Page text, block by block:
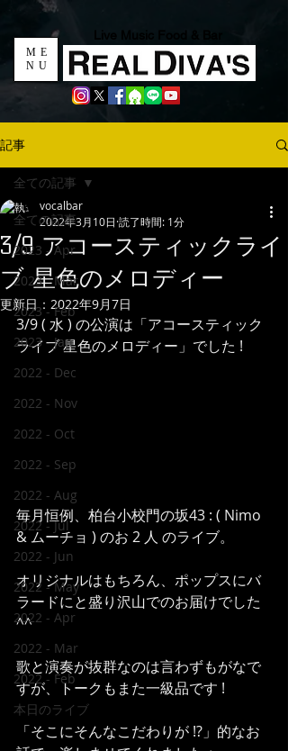
ME
NU
Live Music Food & Bar
記事
全ての記事
2023 - Apr
2023 - Mar
2023 - Feb
2023 - Jan
2022 - Dec
2022 - Nov
2022 - Oct
2022 - Sep
2022 - Aug
2022 - Jul
2022 - Jun
2022 - May
2022 - Apr
2022 - Mar
2022 - Feb
本日のライブ
全ての記事
3/9 アコースティックライ
ブ 星色のメロディー
vocalbar
2022年3月10日 読了時間: 1分
更新日： 2022年9月7日
3/9 ( 水 ) の公演は「アコースティック
ライブ 星色のメロディー」でした !
毎月恒例、柏台小校門の坂43 : ( Nimo
& ムーチョ ) のお 2 人 のライブ。
オリジナルはもちろん、ポップスにバ
ラードにと盛り沢山でのお届けでした
^^
歌と演奏が抜群なのは言わずもがなで
すが、トークもまた一級品です !
「そこにそんなこだわりが !?」的なお